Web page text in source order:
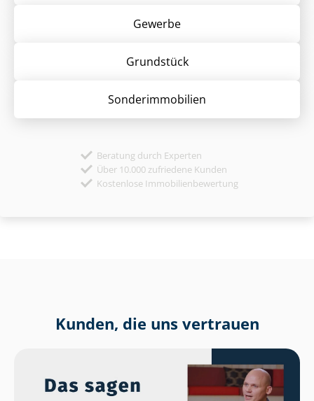
Gewerbe
Grund­stück
Sonder­immobilien
Beratung durch Experten
Über 10.000 zufriedene Kunden
Kostenlose Immobilienbewertung
Kunden, die uns vertrauen